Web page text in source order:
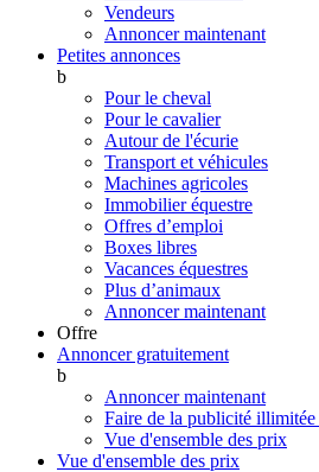
Vendeurs
Annoncer maintenant
Petites annonces
b
Pour le cheval
Pour le cavalier
Autour de l'écurie
Transport et véhicules
Machines agricoles
Immobilier équestre
Offres d’emploi
Boxes libres
Vacances équestres
Plus d’animaux
Annoncer maintenant
Offre
Annoncer gratuitement
b
Annoncer maintenant
Faire de la publicité illimitée
Vue d'ensemble des prix
Vue d'ensemble des prix